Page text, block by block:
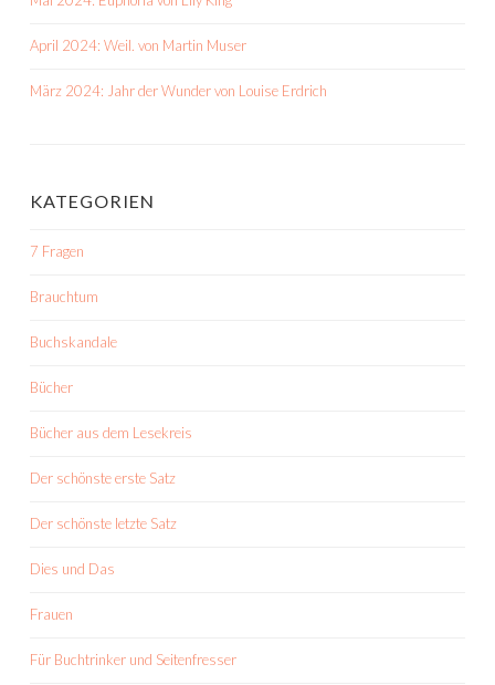
April 2024: Weil. von Martin Muser
März 2024: Jahr der Wunder von Louise Erdrich
KATEGORIEN
7 Fragen
Brauchtum
Buchskandale
Bücher
Bücher aus dem Lesekreis
Der schönste erste Satz
Der schönste letzte Satz
Dies und Das
Frauen
Für Buchtrinker und Seitenfresser